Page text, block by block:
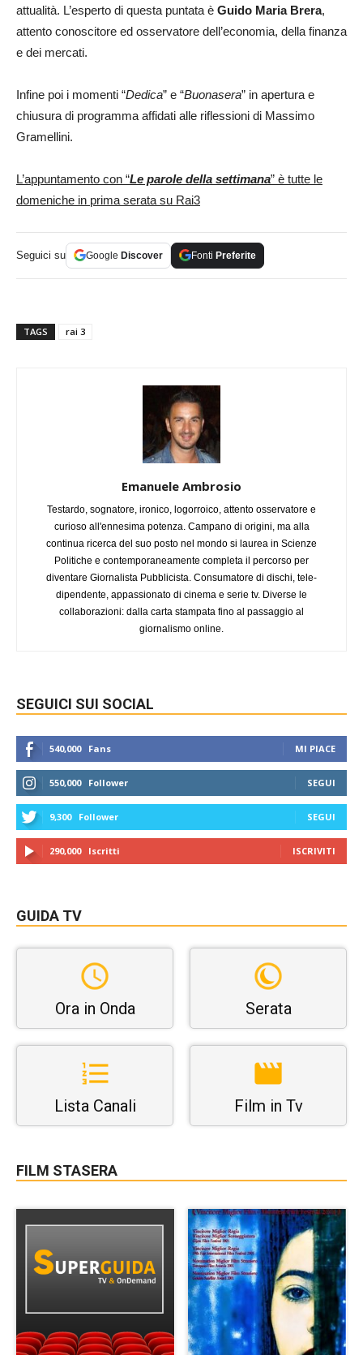
attualità. L’esperto di questa puntata è Guido Maria Brera,
attento conoscitore ed osservatore dell’economia, della finanza
e dei mercati.
Infine poi i momenti “Dedica” e “Buonasera” in apertura e
chiusura di programma affidati alle riflessioni di Massimo
Gramellini.
L’appuntamento con “Le parole della settimana” è tutte le
domeniche in prima serata su Rai3
Seguici su Google Discover Fonti Preferite
TAGS rai 3
Emanuele Ambrosio
Testardo, sognatore, ironico, logorroico, attento osservatore e
curioso all'ennesima potenza. Campano di origini, ma alla
continua ricerca del suo posto nel mondo si laurea in Scienze
Politiche e contemporaneamente completa il percorso per
diventare Giornalista Pubblicista. Consumatore di dischi, tele-
dipendente, appassionato di cinema e serie tv. Diverse le
collaborazioni: dalla carta stampata fino al passaggio al
giornalismo online.
SEGUICI SUI SOCIAL
540,000 Fans MI PIACE
550,000 Follower SEGUI
9,300 Follower SEGUI
290,000 Iscritti ISCRIVITI
GUIDA TV
Ora in Onda Serata
Lista Canali Film in Tv
FILM STASERA